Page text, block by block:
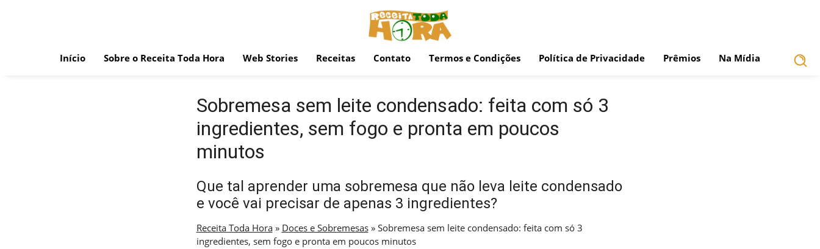
Início Sobre o Receita Toda Hora Web Stories Receitas Contato Termos e Condições Política de Privacidade Prêmios Na Mídia
Sobremesa sem leite condensado: feita com só 3
ingredientes, sem fogo e pronta em poucos
minutos
Que tal aprender uma sobremesa que não leva leite condensado
e você vai precisar de apenas 3 ingredientes?
Receita Toda Hora» Doces e Sobremesas» Sobremesa sem leite condensado: feita com só 3
ingredientes, sem fogo e pronta em poucos minutos